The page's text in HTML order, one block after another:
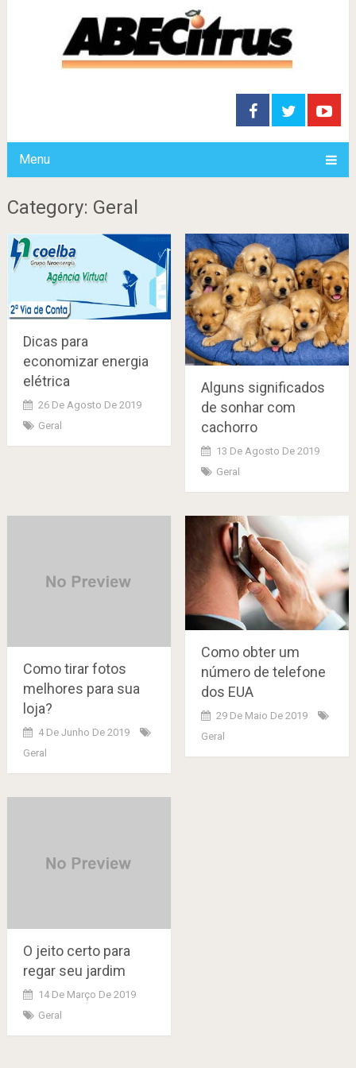
Menu
Category: Geral
Dicas para
economizar energia
elétrica
26 De Agosto De 2019
Geral
Alguns significados
de sonhar com
cachorro
13 De Agosto De 2019
Geral
Como tirar fotos
melhores para sua
loja?
4 De Junho De 2019
Geral
Como obter um
número de telefone
dos EUA
29 De Maio De 2019
Geral
O jeito certo para
regar seu jardim
14 De Março De 2019
Geral